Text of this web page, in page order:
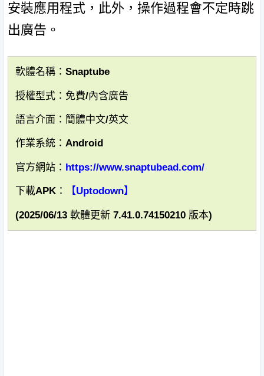
安裝應用程式，此外，操作過程會不定時跳
出廣告。
軟體名稱：Snaptube
授權型式：免費/內含廣告
語言介面：簡體中文/英文
作業系統：Android
官方網站： https://www.snaptubead.com/
下載APK： 【Uptodown】
(2025/06/13 軟體更新 7.41.0.74150210 版本)